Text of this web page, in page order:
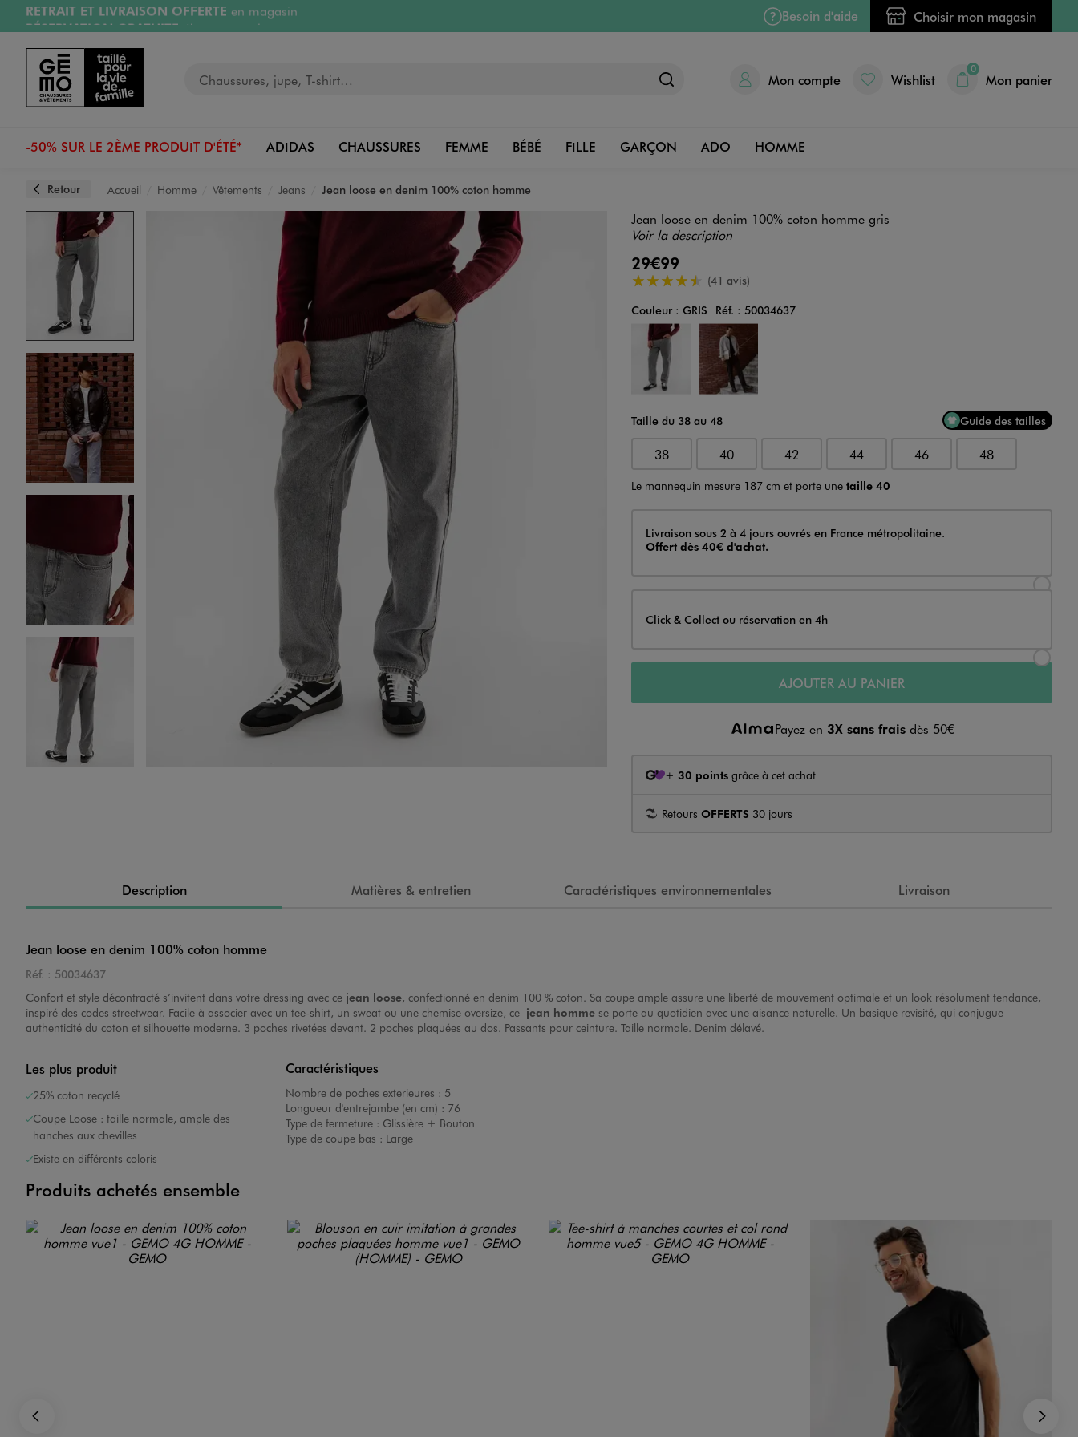
Aller au contenu principal
Aller à la navigation
RÉSERVATION GRATUITE4h en magasin
Retours OFFERTSpendant 30 jours
LIVRAISON OFFERTE
Besoin d'aide Choisir mon magasin
Mon compte Wishlist
0
Mon panier
-50% SUR LE 2ÈME PRODUIT D'ÉTÉ* ADIDAS CHAUSSURES FEMME BÉBÉ FILLE GARÇON ADO HOMME
Retour Accueil Homme Vêtements Jeans Jean loose en denim 100% coton homme
Jean loose en denim 100% coton homme gris
Voir la description
29€99
4.5/5 de moyenne
(41 avis)
Couleur
Couleur : GRIS Réf. : 50034637
Choisissez votre Couleur
Taille du 38 au 48 Guide des tailles
38 40 42 44 46 48
Le mannequin mesure 187 cm et porte unetaille 40
Livraison
Livraison sous 2 à 4 jours ouvrés en France métropolitaine.
Offert dès 40€ d'achat.
Click & Collect ou réservation en 4h
AJOUTER AU PANIER
Payez en 3X sans fraisdès 50€
+ 30 pointsgrâce à cet achat
Retours OFFERTS 30 jours
Description Matières & entretien Caractéristiques environnementales Livraison
Jean loose en denim 100% coton homme
Réf. : 50034637
Confort et style décontracté s’invitent dans votre dressing avec ce jean loose, confectionné en denim 100 % coton. Sa coupe ample assure une liberté de mouvement optimale et un look résolument tendance,
inspiré des codes streetwear. Facile à associer avec un tee-shirt, un sweat ou une chemise oversize, ce jean homme se porte au quotidien avec une aisance naturelle. Un basique revisité, qui conjugue
authenticité du coton et silhouette moderne. 3 poches rivetées devant. 2 poches plaquées au dos. Passants pour ceinture. Taille normale. Denim délavé.
Les plus produit
25% coton recyclé
Coupe Loose : taille normale, ample des
hanches aux chevilles
Existe en différents coloris
Caractéristiques
Nombre de poches exterieures : 5
Longueur d'entrejambe (en cm) : 76
Type de fermeture : Glissière + Bouton
Type de coupe bas : Large
Produits achetés ensemble